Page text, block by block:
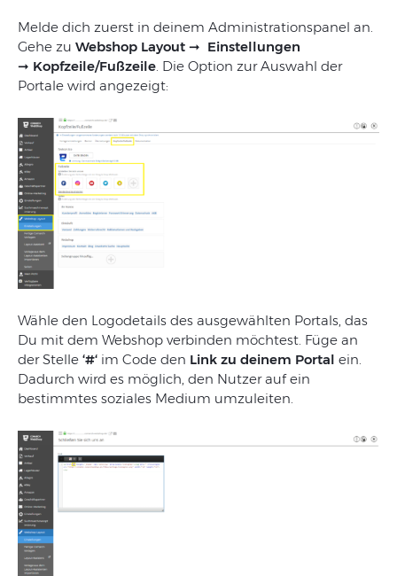
Melde dich zuerst in deinem Administrationspanel an
Gehe zu Webshop Layout ➞ Einstellungen
➞ Kopfzeile/Fußzeile Die Option zur Auswahl der
Portale wird angezeigt:
Wähle den Logodetails des ausgewählten Portals, das
Du mit dem Webshop verbinden möchtest. Füge an
der Stelle ‘#‘ im Code den Link zu deinem Portal ein.
Dadurch wird es möglich, den Nutzer auf ein
bestimmtes soziales Medium umzuleiten.